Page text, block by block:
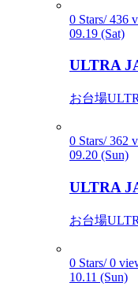
0 Stars/ 436
09.19 (Sat)
ULTRA
お台場
0 Stars/ 362
09.20 (Sun)
ULTRA
お台場
0 Stars/ 0
10.11 (Sun)